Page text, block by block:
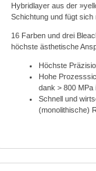
Hybridlayer aus der
Schichtung und fügt sich
16 Farben und drei
höchste ästhetische
Höchste
Hohe
dank > 800 MPa
Schnell und
(monolithische)